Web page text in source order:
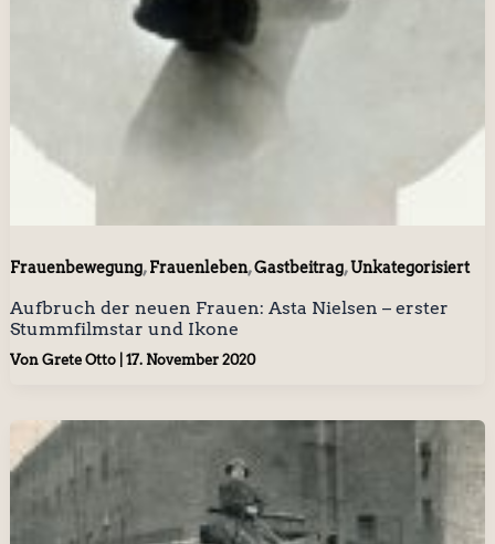
Frauenbewegung,Frauenleben,Gastbeitrag,Unkategorisiert
Aufbruch der neuen Frauen: Asta Nielsen – erster
Stummfilmstar und Ikone
Von Grete Otto 17. November 2020